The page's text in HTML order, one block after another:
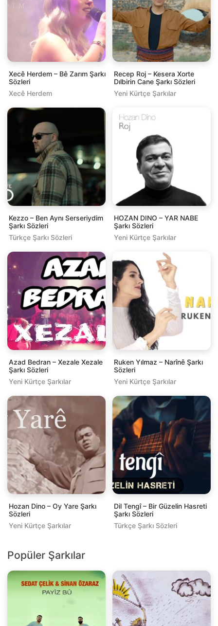
Xecê Herdem – Bê Zarım Şarkı
Sözleri
Xecê Herdem
Recep Roj – Kesera Xorte
Dılbirin Cane Şarkı Sözleri
Yeni Kürtçe Şarkılar
Kezzo – Ben Aynı Serseriydim
Şarkı Sözleri
Türkçe Şarkı Sözleri
HOZAN DINO – YAR NABE
Şarkı Sözleri
Yeni Kürtçe Şarkılar
Azad Bedran – Xezale Xezale
Şarkı Sözleri
Yeni Kürtçe Şarkılar
Ruken Yılmaz – Narînê Şarkı
Sözleri
Yeni Kürtçe Şarkılar
Hozan Dino – Oy Yare Şarkı
Sözleri
Yeni Kürtçe Şarkılar
Dil Tengî – Bir Güzelin Hasreti
Şarkı Sözleri
Türkçe Şarkı Sözleri
Popüler Şarkılar